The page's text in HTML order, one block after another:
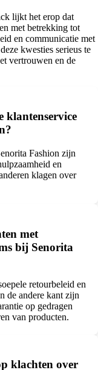
lijkt het erop dat
met betrekking tot
en communicatie met
kwesties serieus te
vertrouwen en de
klantenservice
Fashion zijn
en
klagen over
met
bij Senorita
retourbeleid en
de andere kant zijn
op gedragen
van producten.
klachten over